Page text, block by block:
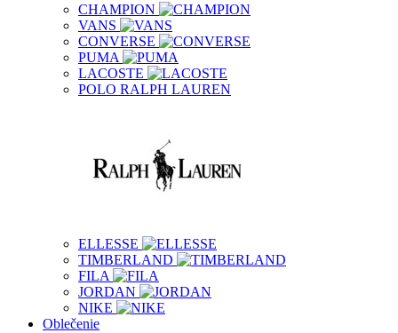
CHAMPION
VANS
CONVERSE
PUMA
LACOSTE
POLO RALPH LAUREN
ELLESSE
TIMBERLAND
FILA
JORDAN
NIKE
Oblečenie